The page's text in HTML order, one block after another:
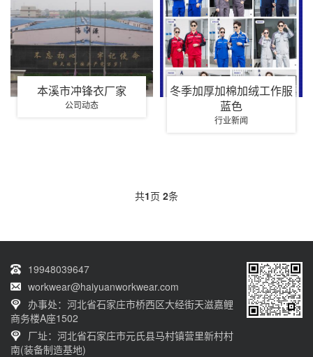
本溪市冲锋衣厂家
公司动态
冬季加厚加棉加绒工作服
蓝色
行业新闻
共1页 2条
19948039647
workwear@haiyuanworkwear.com
办事处：河北省石家庄市桥西区大经街天滋嘉鲤
商务楼A座1502
厂址：河北省石家庄市元氏县马村镇营里新村村
南(装备制造基地)